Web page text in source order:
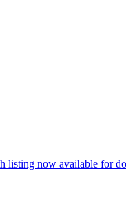
listing now available for